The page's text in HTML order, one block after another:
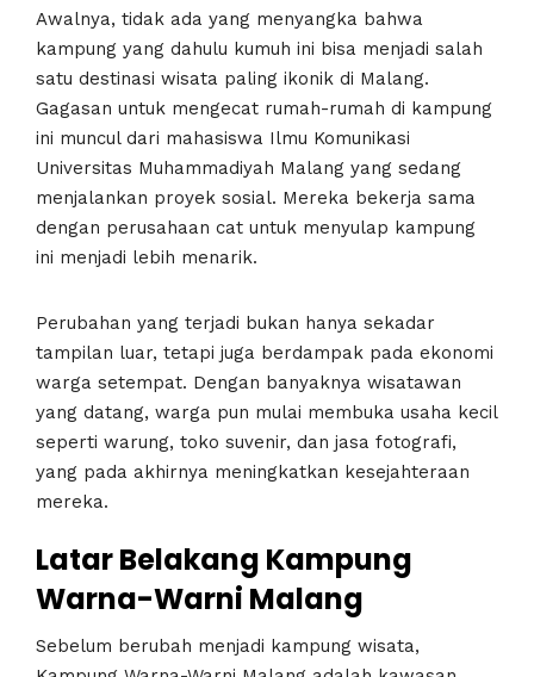
Awalnya, tidak ada yang menyangka bahwa
kampung yang dahulu kumuh ini bisa menjadi salah
satu destinasi wisata paling ikonik di Malang.
Gagasan untuk mengecat rumah-rumah di kampung
ini muncul dari mahasiswa Ilmu Komunikasi
Universitas Muhammadiyah Malang yang sedang
menjalankan proyek sosial. Mereka bekerja sama
dengan perusahaan cat untuk menyulap kampung
ini menjadi lebih menarik.
Perubahan yang terjadi bukan hanya sekadar
tampilan luar, tetapi juga berdampak pada ekonomi
warga setempat. Dengan banyaknya wisatawan
yang datang, warga pun mulai membuka usaha kecil
seperti warung, toko suvenir, dan jasa fotografi,
yang pada akhirnya meningkatkan kesejahteraan
mereka.
Latar Belakang Kampung
Warna-Warni Malang
Sebelum berubah menjadi kampung wisata,